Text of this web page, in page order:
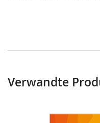
Verwandte